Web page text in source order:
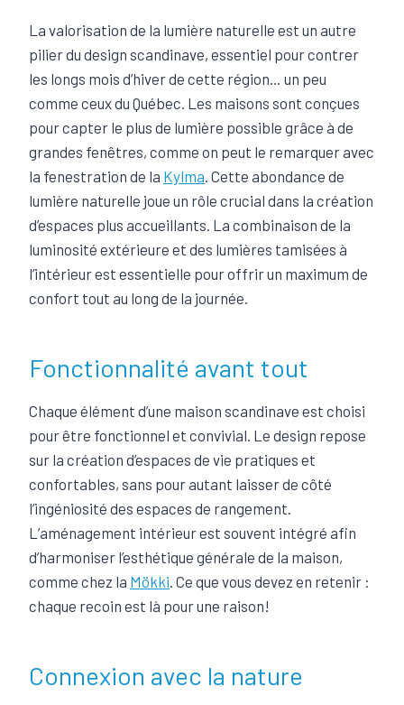
La valorisation de la lumière naturelle est un autre
pilier du design scandinave, essentiel pour contrer
les longs mois d’hiver de cette région… un peu
comme ceux du Québec. Les maisons sont conçues
pour capter le plus de lumière possible grâce à de
grandes fenêtres, comme on peut le remarquer avec
la fenestration de la Kylma . Cette abondance de
lumière naturelle joue un rôle crucial dans la création
d’espaces plus accueillants. La combinaison de la
luminosité extérieure et des lumières tamisées à
l’intérieur est essentielle pour offrir un maximum de
confort tout au long de la journée.
Fonctionnalité avant tout
Chaque élément d’une maison scandinave est choisi
pour être fonctionnel et convivial. Le design repose
sur la création d’espaces de vie pratiques et
confortables, sans pour autant laisser de côté
l’ingéniosité des espaces de rangement.
L’aménagement intérieur est souvent intégré afin
d’harmoniser l’esthétique générale de la maison,
comme chez la Mökki . Ce que vous devez en retenir :
chaque recoin est là pour une raison!
Connexion avec la nature